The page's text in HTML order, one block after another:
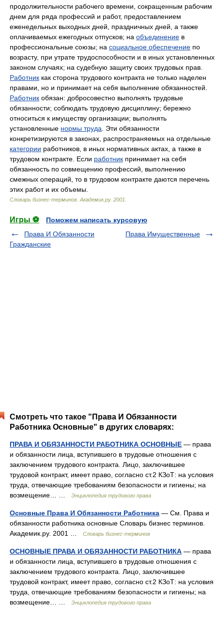
продолжительности рабочего времени, сокращенным рабочим
днем для ряда профессий и работ, предоставлением
еженедельных выходных дней, праздничных дней, а также
оплачиваемых ежегодных отпусков; на объединение в
профессиональные союзы; на социальное обеспечение по
возрасту, при утрате трудоспособности и в иных установленных
законом случаях; на судебную защиту своих трудовых прав.
Работник как сторона трудового контракта не только наделен
правами, но и принимает на себя выполнение обязанностей.
Работник обязан: добросовестно выполнять трудовые
обязанности; соблюдать трудовую дисциплину; бережно
относиться к имуществу организации; выполнять
установленные нормы труда . Эти обязанности
конкретизируются в законах, распространяемых на отдельные
категории работников, в иных нормативных актах, а также в
трудовом контракте. Если работник принимает на себя
обязанность по совмещению профессий, выполнению
смежных операций, то в трудовом контракте даются перечень
этих работ и их объемы.
Словарь бизнес-терминов. Академик.ру. 2001
Игры ⚽
Поможем написать курсовую
Права И Обязанности
Гражданские
Права Имущественные
Смотреть что такое "Права И Обязанности
Работника Основные" в других словарях:
ПРАВА И ОБЯЗАННОСТИ РАБОТНИКА ОСНОВНЫЕ — права
и обязанности лица, вступившего в трудовые отношения с
заключением трудового контракта. Лицо, заключившее
трудовой контракт, имеет право, согласно ст.2 КЗоТ: на условия
труда, отвечающие требованиям безопасности и гигиены; на
возмещение… …
Энциклопедия трудового права
Основные Права И Обязанности Работника — См. Права и
обязанности работника основные Словарь бизнес терминов.
Академик.ру. 2001 …
Словарь бизнес-терминов
ОСНОВНЫЕ ПРАВА И ОБЯЗАННОСТИ РАБОТНИКА — права
и обязанности лица, вступившего в трудовые отношения с
заключением трудового контракта. Лицо, заключившее
трудовой контракт, имеет право, согласно ст.2 КЗоТ: на условия
труда, отвечающие требованиям безопасности и гигиены; на
возмещение… …
Энциклопедия трудового права